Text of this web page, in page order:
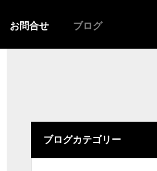
お問合せ ブログ
ブログカテゴリー